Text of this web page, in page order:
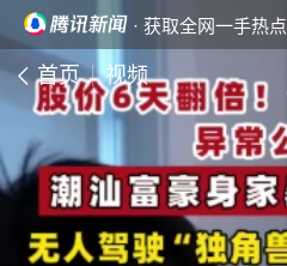
· 获取全网一手热点
首页 视频